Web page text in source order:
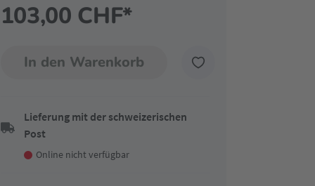
103,00 CHF*
In den Warenkorb
Lieferung mit der schweizerischen
Post
Online nicht verfügbar